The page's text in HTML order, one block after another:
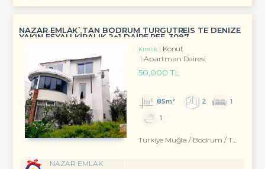
NAZAR EMLAK`TAN BODRUM TURGUTREİS TE DENİZE
YAKIN EŞYALI KİRALIK 2+1 DAİRE REF-3097
Kiralık
Konut
Apartman Dairesi
50,000 TL
85m² 2
1
1
Türkiye Muğla / Bodrum / Turgutreis
NAZAR EMLAK